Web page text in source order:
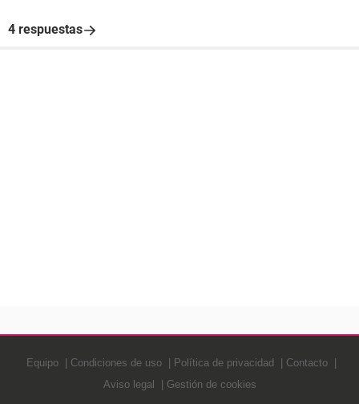
4 respuestas
Equipo Condiciones de uso Política de privacidad
Contacto
Aviso legal
Gestión de cookies